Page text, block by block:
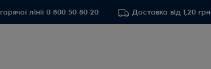
лінії 0 800 50 80 20 Доставка від 1,20 грн